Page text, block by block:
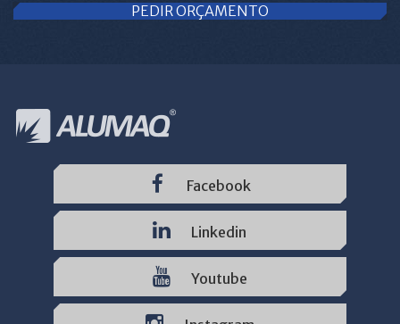
PEDIR ORÇAMENTO
Facebook
Linkedin
Youtube